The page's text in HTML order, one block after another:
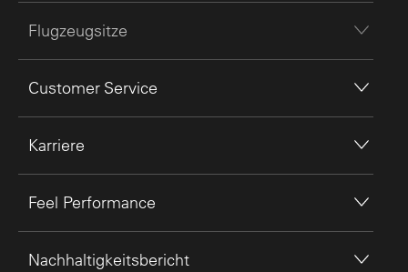
Flugzeugsitze
Customer Service
Karriere
Feel Performance
Nachhaltigkeitsbericht